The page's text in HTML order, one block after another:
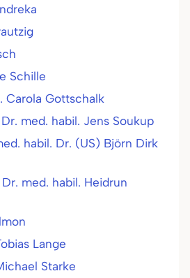
Schille
Carola Gottschalk
med. habil. Jens Soukup
habil. Dr. (US) Björn Dirk
med. habil. Heidrun
Lange
Starke